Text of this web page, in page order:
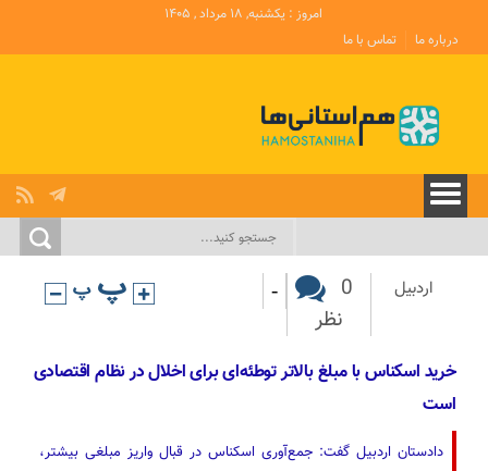
امروز : یکشنبه, ۱۸ مرداد , ۱۴۰۵
درباره ما
تماس با ما
اردبیل
0
نظر
-
خرید اسکناس با مبلغ بالاتر توطئه‌ای برای اخلال در نظام اقتصادی
است
دادستان اردبیل گفت‌: جمع‌آوری اسکناس در قبال واریز مبلغی بیشتر،